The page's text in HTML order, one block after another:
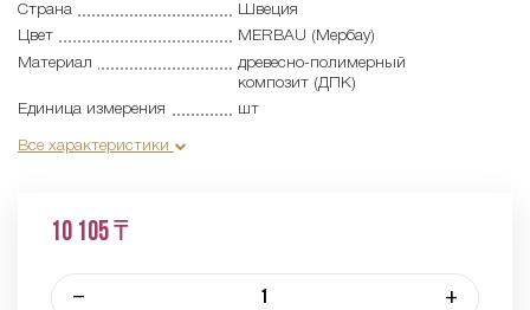
Страна
Швеция
Цвет
MERBAU (Мербау)
Материал
древесно-полимерный
композит (ДПК)
Единица измерения
шт
Все характеристики
10 105 ₸
– +